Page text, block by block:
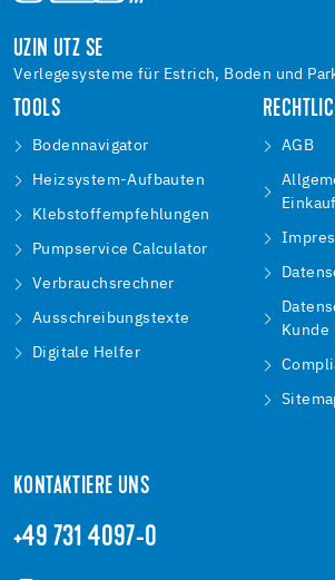
UZIN UTZ SE
Verlegesysteme für Estrich, Boden und
TOOLS
Bodennavigator
Heizsystem-Aufbauten
Klebstoffempfehlungen
Pumpservice Calculator
Verbrauchsrechner
Ausschreibungstexte
Digitale Helfer
AGB
Kunde
KONTAKTIERE UNS
+49 731 4097-0